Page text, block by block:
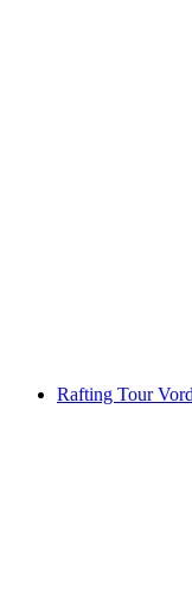
Rafting Tour